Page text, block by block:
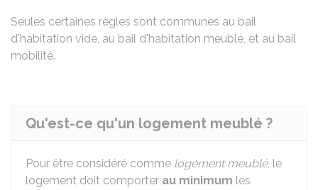
Seules certaines règles sont communes au bail
d'habitation vide, au bail d'habitation meublé, et au bail
mobilité.
Qu'est-ce qu'un logement meublé ?
Pour être considéré comme logement meublé, le
logement doit comporter au minimum les